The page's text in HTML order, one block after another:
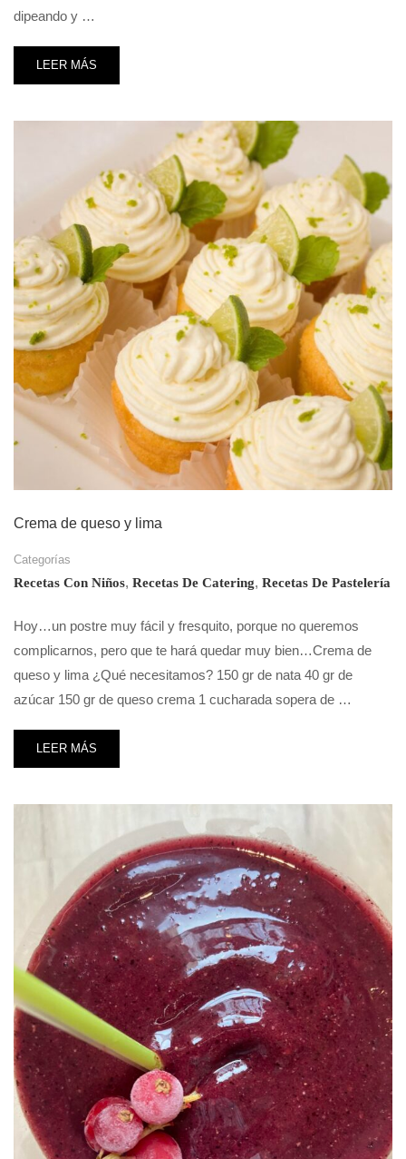
dipeando y …
LEER MÁS
Crema de queso y lima
Categorías
Recetas Con Niños, Recetas De Catering, Recetas De Pastelería
Hoy…un postre muy fácil y fresquito, porque no queremos
complicarnos, pero que te hará quedar muy bien…Crema de
queso y lima ¿Qué necesitamos? 150 gr de nata 40 gr de
azúcar 150 gr de queso crema 1 cucharada sopera de …
LEER MÁS